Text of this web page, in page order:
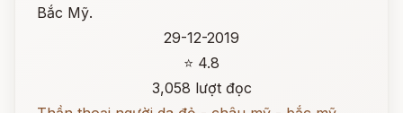
Bắc Mỹ.
29-12-2019
⭐ 4.8
3,058 lượt đọc